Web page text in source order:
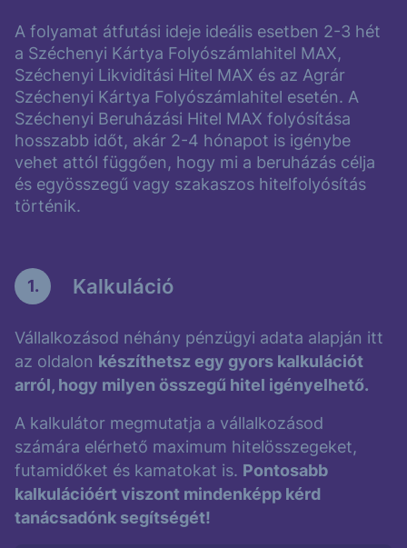
A folyamat átfutási ideje ideális esetben 2-3 hét
a Széchenyi Kártya Folyószámlahitel MAX,
Széchenyi Likviditási Hitel MAX és az Agrár
Széchenyi Kártya Folyószámlahitel esetén. A
Széchenyi Beruházási Hitel MAX folyósítása
hosszabb időt, akár 2-4 hónapot is igénybe
vehet attól függően, hogy mi a beruházás célja
és egyösszegű vagy szakaszos hitelfolyósítás
történik.
1. Kalkuláció
Vállalkozásod néhány pénzügyi adata alapján itt
az oldalon készíthetsz egy gyors kalkulációt
arról, hogy milyen összegű hitel igényelhető.
A kalkulátor megmutatja a vállalkozásod
számára elérhető maximum hitelösszegeket,
futamidőket és kamatokat is. Pontosabb
kalkulációért viszont mindenképp kérd
tanácsadónk segítségét!